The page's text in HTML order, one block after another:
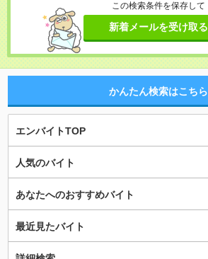
この検索条件を保存して
新着メールを受け取る
かんたん検索はこちら
エンバイトTOP
人気のバイト
あなたへのおすすめバイト
最近見たバイト